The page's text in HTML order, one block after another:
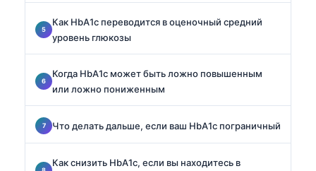
Как HbA1c переводится в оценочный средний
уровень глюкозы
Когда HbA1c может быть ложно повышенным
или ложно пониженным
Что делать дальше, если ваш HbA1c пограничный
Как снизить HbA1c, если вы находитесь в